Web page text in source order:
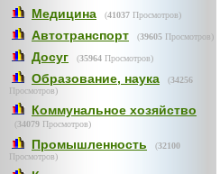
Медицина (41037 Просмотров)
Автотранспорт (39605 Просмотров)
Досуг (35964 Просмотров)
Образование, наука (34256
Просмотров)
Коммунальное хозяйство
(34079 Просмотров)
Промышленность (32100
Просмотров)